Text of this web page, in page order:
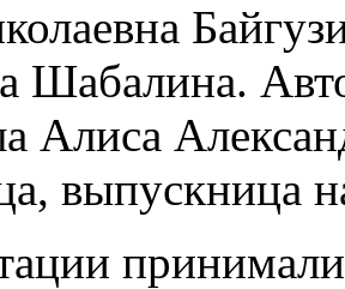
Шабалина.
Алиса
выпускница